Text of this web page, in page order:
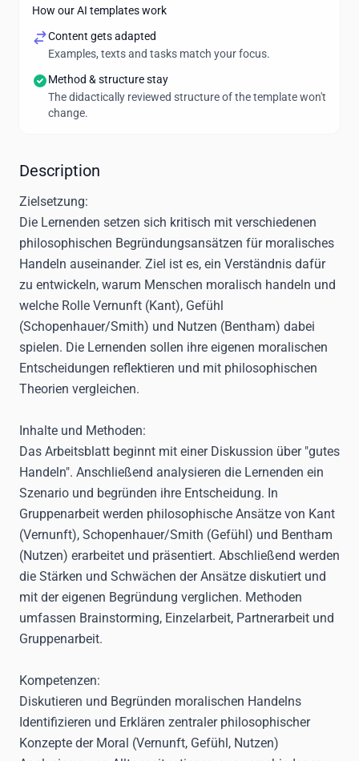
How our AI templates work
Content gets adapted
Examples, texts and tasks match your focus.
Method & structure stay
The didactically reviewed structure of the template won't
change.
Description
Zielsetzung:
Die Lernenden setzen sich kritisch mit verschiedenen
philosophischen Begründungsansätzen für moralisches
Handeln auseinander. Ziel ist es, ein Verständnis dafür
zu entwickeln, warum Menschen moralisch handeln und
welche Rolle Vernunft (Kant), Gefühl
(Schopenhauer/Smith) und Nutzen (Bentham) dabei
spielen. Die Lernenden sollen ihre eigenen moralischen
Entscheidungen reflektieren und mit philosophischen
Theorien vergleichen.
Inhalte und Methoden:
Das Arbeitsblatt beginnt mit einer Diskussion über "gutes
Handeln". Anschließend analysieren die Lernenden ein
Szenario und begründen ihre Entscheidung. In
Gruppenarbeit werden philosophische Ansätze von Kant
(Vernunft), Schopenhauer/Smith (Gefühl) und Bentham
(Nutzen) erarbeitet und präsentiert. Abschließend werden
die Stärken und Schwächen der Ansätze diskutiert und
mit der eigenen Begründung verglichen. Methoden
umfassen Brainstorming, Einzelarbeit, Partnerarbeit und
Gruppenarbeit.
Kompetenzen:
Diskutieren und Begründen moralischen Handelns
Identifizieren und Erklären zentraler philosophischer
Konzepte der Moral (Vernunft, Gefühl, Nutzen)